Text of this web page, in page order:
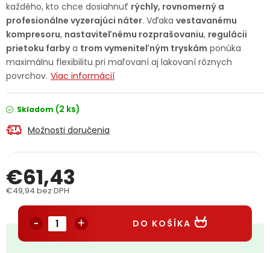
Doprava a platba Váš zákaznícky účet
Kontakty
Reklamačný formulár
Podmienky ochrany osobných údajov
každého, kto chce dosiahnuť rýchly, rovnomerný a
profesionálne vyzerajúci náter. Vďaka vestavanému
kompresoru, nastaviteľnému rozprašovaniu, regulácii
prietoku farbya trom vymeniteľným tryskám ponúka
maximálnu flexibilitu pri maľovaní aj lakovaní rôznych
povrchov. Viac informácií
Skladom (2 ks)
Možnosti doručenia
€61,43
€49,94 bez DPH
DO KOŠÍKA